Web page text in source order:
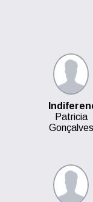
Patricia
Gonçalves